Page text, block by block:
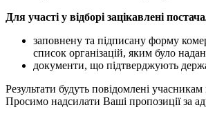
Для участі у відборі зацікавлені
заповнену та підписану форму
список організацій, яким було
документи, що підтверджують
Результати будуть повідомлені
Просимо надсилати Ваші пропозиції за